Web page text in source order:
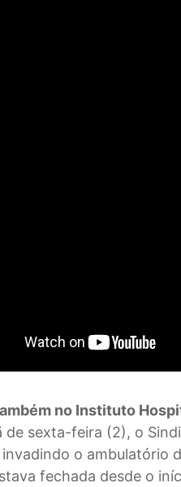
no Instituto
de sexta-feira (2), o
o ambulatório
fechada desde o